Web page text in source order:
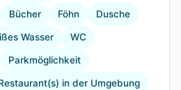
Bücher Föhn Dusche
Wasser WC
Parkmöglichkeit
in der Umgebung